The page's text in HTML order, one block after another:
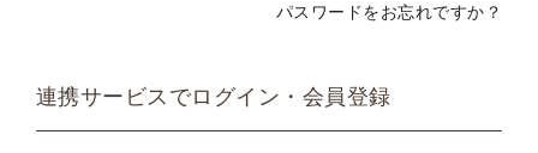
パスワードをお忘れですか？
連携サービスでログイン・会員登録